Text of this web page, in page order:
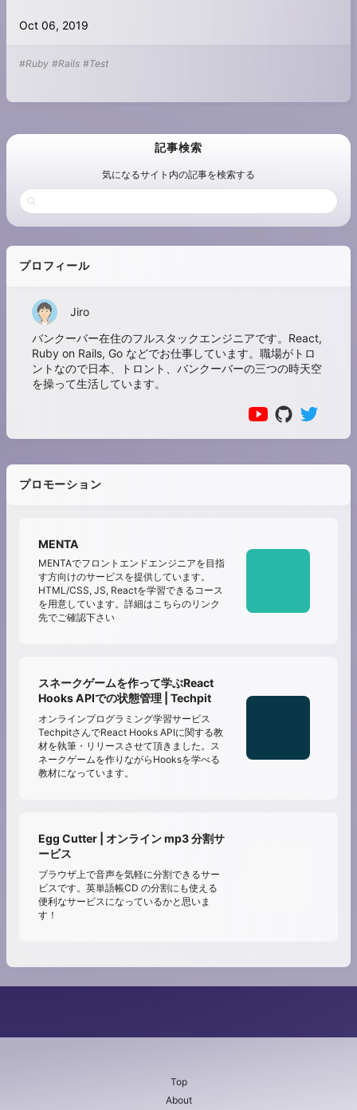
Oct 06, 2019
#Ruby #Rails #Test
記事検索
気になるサイト内の記事を検索する
プロフィール
Jiro
バンクーバー在住のフルスタックエンジニアです。React,
Ruby on Rails, Go などでお仕事しています。職場がトロ
ントなので日本、トロント、バンクーバーの三つの時天空
を操って生活しています。
プロモーション
MENTA
MENTAでフロントエンドエンジニアを目指
す方向けのサービスを提供しています。
HTML/CSS, JS, Reactを学習できるコース
を用意しています。詳細はこちらのリンク
先でご確認下さい
スネークゲームを作って学ぶReact
Hooks APIでの状態管理 | Techpit
オンラインプログラミング学習サービス
TechpitさんでReact Hooks APIに関する教
材を執筆・リリースさせて頂きました。ス
ネークゲームを作りながらHooksを学べる
教材になっています。
Egg Cutter | オンライン mp3 分割サ
ービス
ブラウザ上で音声を気軽に分割できるサー
ビスです。英単語帳CD の分割にも使える
便利なサービスになっているかと思いま
す！
Top
About